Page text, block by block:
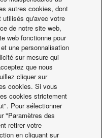
aux nouvelles
Ecodesign) Etherea :
: SCOP de 4,80 A++
SEER de 7,60 A++
saisonnière : SCOP de
: SEER de 8,60
autres cookies, dont
qu'avec votre
de notre site web,
web fonctionne pour
une personnalisation
sur mesure qui
que nous
cliquer sur
cookies. Si vous
cookies strictement
Pour sélectionner
"Paramètres des
retirer votre
en cliquant sur